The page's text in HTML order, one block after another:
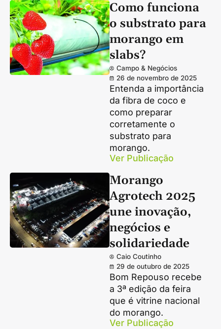
Como funciona
o substrato para
morango em
slabs?
Campo & Negócios
26 de novembro de 2025
Entenda a importância
da fibra de coco e
como preparar
corretamente o
substrato para
morango.
Ver Publicação
Morango
Agrotech 2025
une inovação,
negócios e
solidariedade
Caio Coutinho
29 de outubro de 2025
Bom Repouso recebe
a 3ª edição da feira
que é vitrine nacional
do morango.
Ver Publicação